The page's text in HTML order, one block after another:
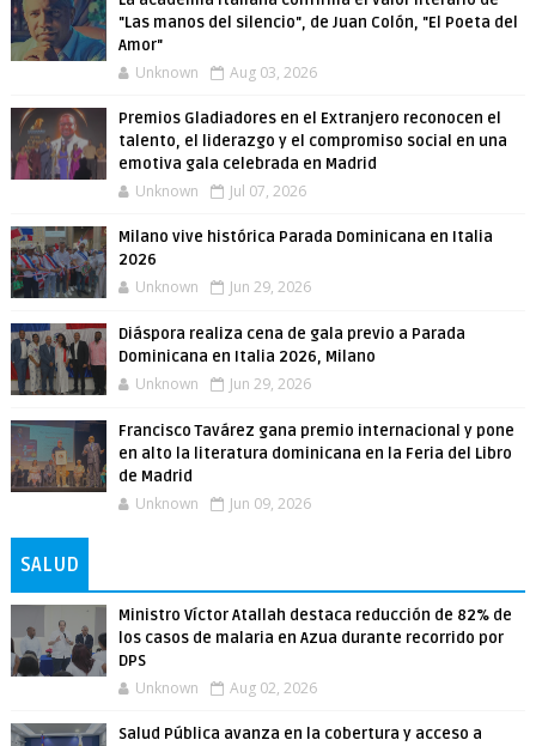
"Las manos del silencio", de Juan Colón, "El Poeta del
Amor"
Unknown Aug 03, 2026
Premios Gladiadores en el Extranjero reconocen el
talento, el liderazgo y el compromiso social en una
emotiva gala celebrada en Madrid
Unknown Jul 07, 2026
Milano vive histórica Parada Dominicana en Italia
2026
Unknown Jun 29, 2026
Diáspora realiza cena de gala previo a Parada
Dominicana en Italia 2026, Milano
Unknown Jun 29, 2026
Francisco Tavárez gana premio internacional y pone
en alto la literatura dominicana en la Feria del Libro
de Madrid
Unknown Jun 09, 2026
SALUD
Ministro Víctor Atallah destaca reducción de 82% de
los casos de malaria en Azua durante recorrido por
DPS
Unknown Aug 02, 2026
Salud Pública avanza en la cobertura y acceso a